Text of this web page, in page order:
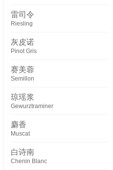
雷司令
Riesling
灰皮诺
Pinot Gris
赛美蓉
Semillon
琼瑶浆
Gewurztraminer
麝香
Muscat
白诗南
Chenin Blanc